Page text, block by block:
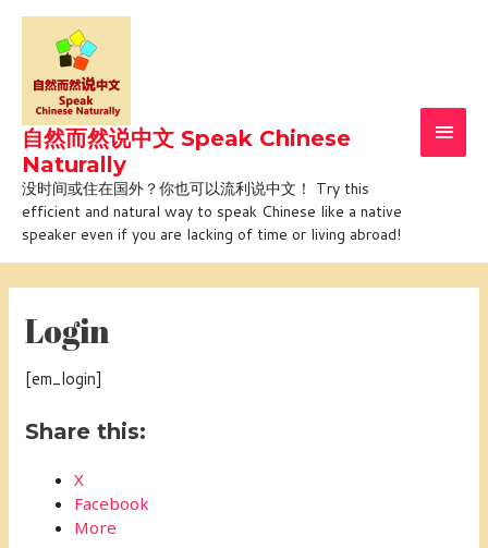
Skip
content
自然而然说中文 Speak Chinese
Naturally
没时间或住在国外？你也可以流利说中文！ Try this
efficient and natural way to speak Chinese like a native
speaker even if you are lacking of time or living abroad!
Login
[em_login]
Share this:
X
Facebook
More